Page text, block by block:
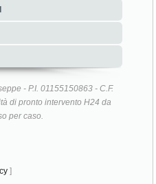
- P.I. 01155150863 - C.F.
di pronto intervento H24 da
per caso.
]